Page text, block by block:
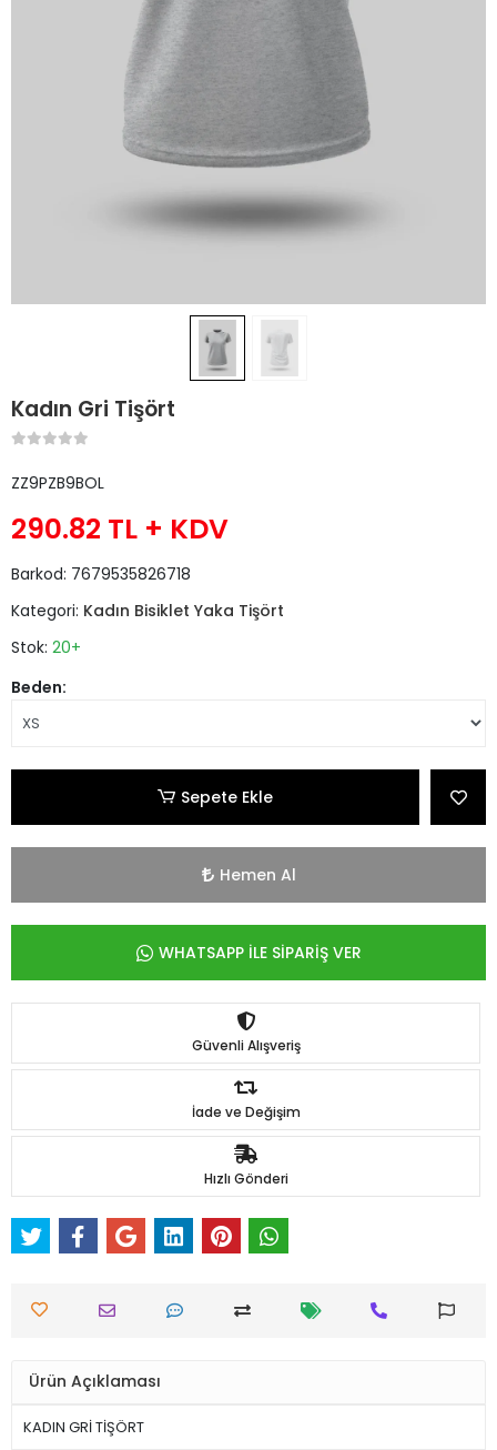
Kadın Gri Tişört
ZZ9PZB9BOL
290.82 TL + KDV
Barkod: 7679535826718
Kategori: Kadın Bisiklet Yaka Tişört
Stok: 20+
Beden:
Sepete Ekle
Hemen Al
WHATSAPP İLE SİPARİŞ VER
Güvenli Alışveriş
İade ve Değişim
Hızlı Gönderi
Ürün Açıklaması
KADIN GRİ TİŞÖRT